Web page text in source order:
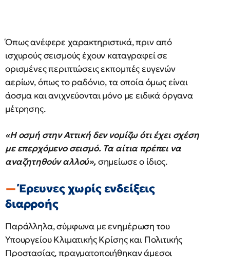
Όπως ανέφερε χαρακτηριστικά, πριν από
ισχυρούς σεισμούς έχουν καταγραφεί σε
ορισμένες περιπτώσεις εκπομπές ευγενών
αερίων, όπως το ραδόνιο, τα οποία όμως είναι
άοσμα και ανιχνεύονται μόνο με ειδικά όργανα
μέτρησης.
«Η οσμή στην Αττική δεν νομίζω ότι έχει σχέση
με επερχόμενο σεισμό. Τα αίτια πρέπει να
αναζητηθούν αλλού», σημείωσε ο ίδιος.
Έρευνες χωρίς ενδείξεις
διαρροής
Παράλληλα, σύμφωνα με ενημέρωση του
Υπουργείου Κλιματικής Κρίσης και Πολιτικής
Προστασίας, πραγματοποιήθηκαν άμεσοι